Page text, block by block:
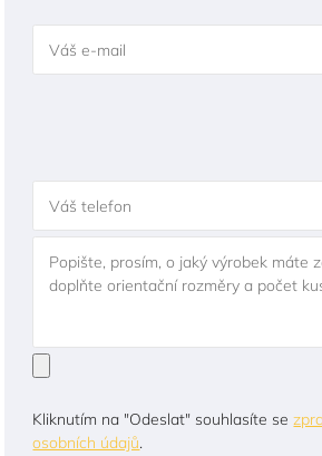
Váš e-mail
Váš telefon
Popište, prosím, o jaký výrobek máte
doplňte orientační rozměry a počet
Kliknutím na "Odeslat" souhlasíte se
osobních údajů.